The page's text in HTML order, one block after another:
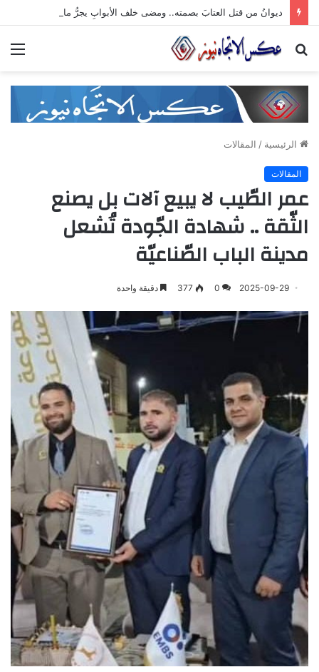
ديوانُ من قتل العتابَ بصمته.. ومضى خلف الأبوابِ يجرُّ ماضيه
بحث
الرئيسية / المقالات
المقالات
عمر الطّيب لا يبيع آلات بل يصنع
الثّقة .. شهادة الجّودة تُشعل
مدينة الباب الصّناعيّة
2025-09-29
0
377 دقيقة واحدة